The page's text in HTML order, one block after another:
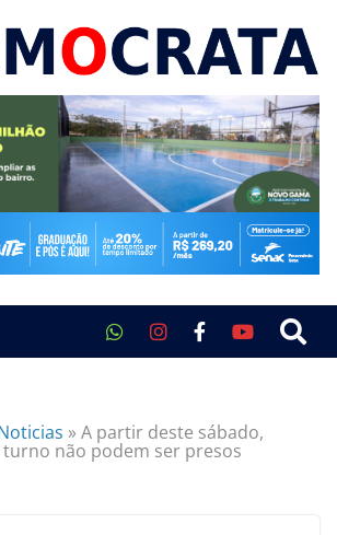
»A partir deste sábado,
turno não podem ser presos